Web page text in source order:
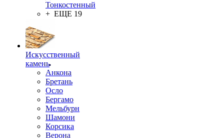
Тонкостенный
+ ЕЩЕ 19
Искусственный
камень
Анкона
Бретань
Осло
Бергамо
Мельбурн
Шамони
Корсика
Верона